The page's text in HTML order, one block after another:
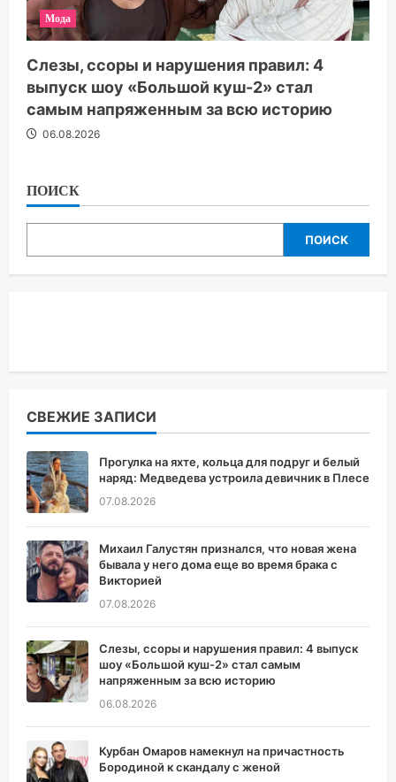
Мода
Слезы, ссоры и нарушения правил: 4
выпуск шоу «Большой куш-2» стал
самым напряженным за всю историю
06.08.2026
ПОИСК
ПОИСК
СВЕЖИЕ ЗАПИСИ
Прогулка на яхте, кольца для подруг и белый
наряд: Медведева устроила девичник в Плесе
07.08.2026
Михаил Галустян признался, что новая жена
бывала у него дома еще во время брака с
Викторией
07.08.2026
Слезы, ссоры и нарушения правил: 4 выпуск
шоу «Большой куш-2» стал самым
напряженным за всю историю
06.08.2026
Курбан Омаров намекнул на причастность
Бородиной к скандалу с женой